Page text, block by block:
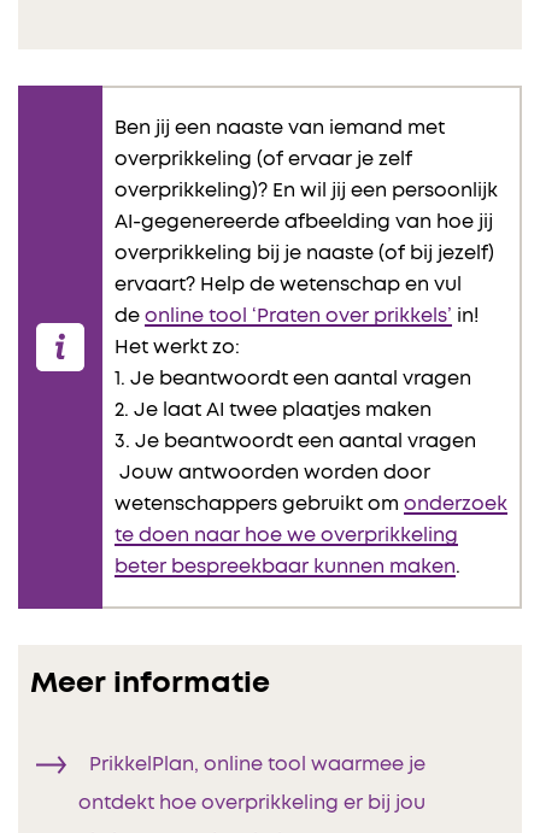
Ben jij een naaste van iemand met
overprikkeling (of ervaar je zelf
overprikkeling)? En wil jij een persoonlijk
AI-gegenereerde afbeelding van hoe jij
overprikkeling bij je naaste (of bij jezelf)
ervaart? Help de wetenschap en vul
de online tool ‘Praten over prikkels’ in!
Het werkt zo:
1. Je beantwoordt een aantal vragen
2. Je laat AI twee plaatjes maken
3. Je beantwoordt een aantal vragen
Jouw antwoorden worden door
wetenschappers gebruikt om onderzoek
te doen naar hoe we overprikkeling
beter bespreekbaar kunnen maken.
Meer informatie
PrikkelPlan, online tool waarmee je
ontdekt hoe overprikkeling er bij jou